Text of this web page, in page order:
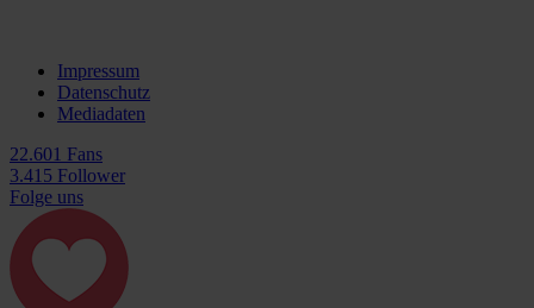
Impressum
Datenschutz
Mediadaten
22.601 Fans
3.415 Follower
Folge uns